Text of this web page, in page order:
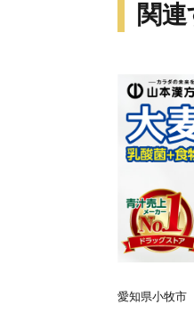
関
愛知県小牧市